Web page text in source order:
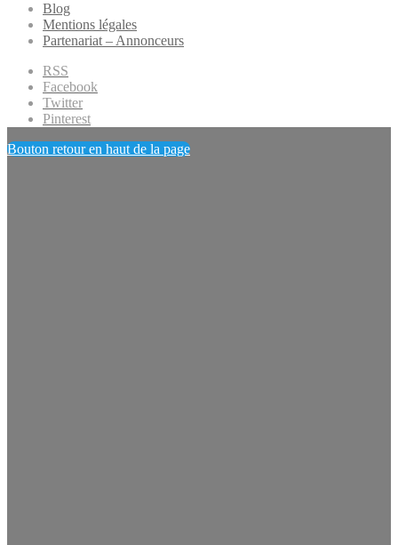
Blog
Mentions légales
Partenariat – Annonceurs
RSS
Facebook
Twitter
Pinterest
Bouton retour en haut de la page